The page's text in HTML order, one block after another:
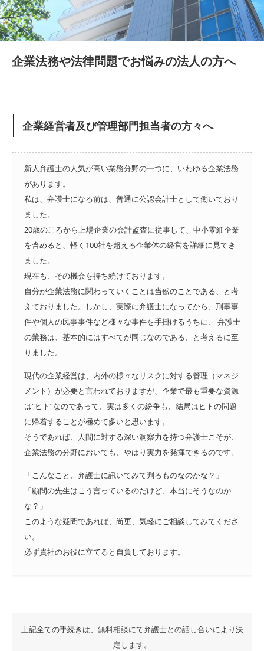
企業法務や法律問題でお悩みの法人の方へ
企業経営者及び管理部門担当者の方々へ
新人弁護士の人気が高い業務分野の一つに、いわゆる企業法務
があります。
私は、弁護士になる前は、普通に公認会計士として働いており
ました。
20歳のころから上場企業の会計監査に従事して、中小零細企業
を含めると、軽く100社を超える企業体の経営を詳細に見てき
ました。
現在も、その機会を持ち続けております。
自分が企業法務に関わっていくことは当然のことである、と考
えておりました。しかし、実際に弁護士になってから、刑事事
件や個人の民事事件など様々な事件を手掛けるうちに、 弁護士
の業務は、基本的にはすべてが同じなのである、と考えるに至
りました。
現代の企業経営は、内外の様々なリスクに対する管理（マネジ
メント）が必要と言われておりますが、企業で最も重要な資源
は“ヒト”なのであって、実は多くの紛争も、結局はヒトの問題
に帰着することが極めて多いと思います。
そうであれば、人間に対する深い洞察力を持つ弁護士こそが、
企業法務の分野においても、やはり実力を発揮できるのです。
「こんなこと、弁護士に訊いてみて判るものなのかな？」
「顧問の先生はこう言っているのだけど、本当にそうなのか
な？」
このような疑問であれば、尚更、気軽にご相談してみてくださ
い。
必ず貴社のお役に立てると自負しております。
上記全ての手続きは、無料相談にて弁護士との話し合いにより決
定します。